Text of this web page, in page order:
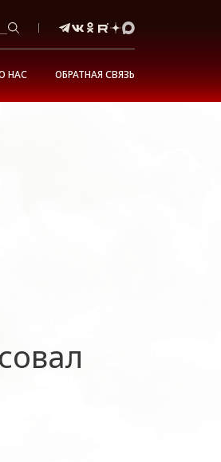
НАС ОБРАТНАЯ СВЯЗЬ